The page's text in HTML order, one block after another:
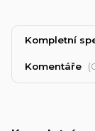
Kompletní
Komentáře